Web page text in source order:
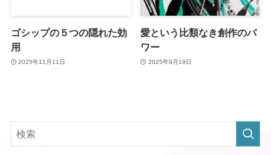
ゴシップの５つの隠れた効
用
2025年11月11日
愛という比類なき創作のパ
ワー
2025年9月19日